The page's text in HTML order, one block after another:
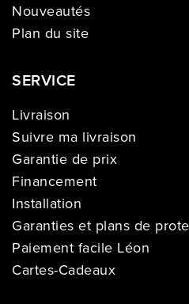
Nouveautés
Plan du site
SERVICE
Livraison
Suivre ma livraison
Garantie de prix
Financement
Installation
Garanties et plans de
Paiement facile Léon
Cartes-Cadeaux